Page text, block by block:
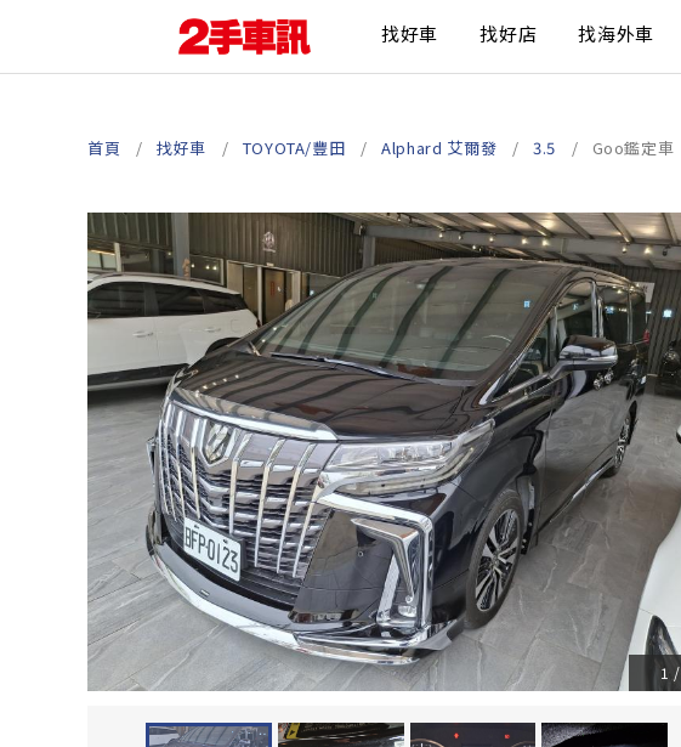
找好車 找好店 找海外車
首頁 找好車 TOYOTA/豐田 Alphard 艾爾發 3.5 Goo鑑定車
1 /